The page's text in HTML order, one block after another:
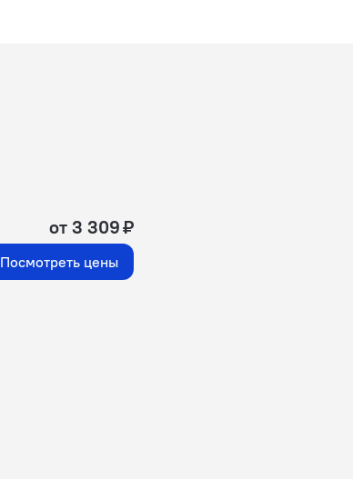
от 3 309 ₽
Посмотреть цены